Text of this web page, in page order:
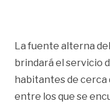
La fuente alterna
brindará el servicio
habitantes de cerca
entre los que se